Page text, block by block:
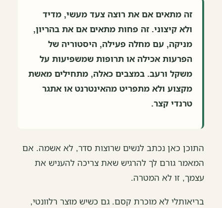
זה מתאים אם את רוצה צעד מעשי, מדיד
ולא קיצוני. זה פחות מתאים אם את בהריון,
מניקה, עם מחלה פעילה, היסטוריה של
הפרעות אכילה או תרופות שמשפיעות על
משקל ורעב. במצבים כאלה, מתחילים מאשת
מקצוע ולא מתפריט מהאינטרנט או אתגר
טרנדי קצר.
התוכן כאן נכתב לנשים שרוצות סדר, לא אשמה. אם
המאמר גורם לך להרגיש שאת צריכה להעניש את
עצמך, זו לא המטרה.
בריאותלי לא מוכרת קסם. גם כשיש מוצר רלוונטי,